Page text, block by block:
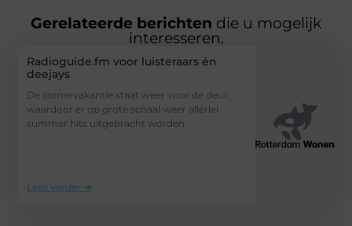
Gerelateerde berichten die u mogelijk
interesseren.
Radioguide.fm voor luisteraars én
deejays
De zomervakantie staat weer voor de deur,
waardoor er op grote schaal weer allerlei
summer hits uitgebracht worden.
Lees verder ➜